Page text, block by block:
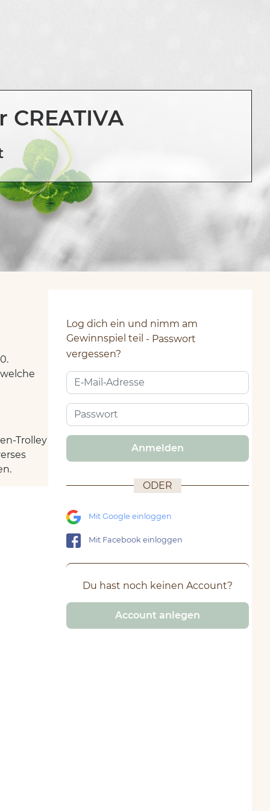
CREATIVA
Trolley
Log dich ein und nimm am
Gewinnspiel teil
Passwort
vergessen?
Anmelden
ODER
Mit Google einloggen
Mit Facebook einloggen
Du hast noch keinen Account?
Account anlegen